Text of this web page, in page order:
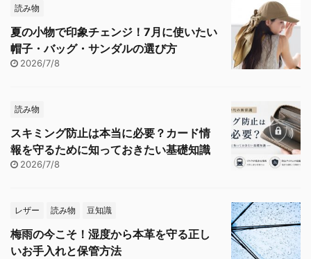
読み物
夏の小物で印象チェンジ！7月に使いたい
帽子・バッグ・サンダルの選び方
2026/7/8
読み物
スキミング防止は本当に必要？カード情
報を守るために知っておきたい基礎知識
2026/7/8
レザー 読み物 豆知識
梅雨の今こそ！湿度から本革を守る正し
いお手入れと保管方法